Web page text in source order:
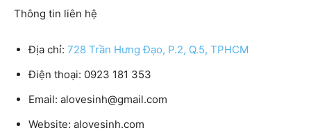
Thông tin liên hệ
Địa chỉ: 728 Trần Hưng Đạo, P.2, Q.5, TPHCM
Điện thoại: 0923 181 353
Email: alovesinh@gmail.com
Website: alovesinh.com